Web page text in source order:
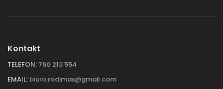
Kontakt
TELEFON: 760 213 554
EMAIL: biuro.rodimax@gmail.com